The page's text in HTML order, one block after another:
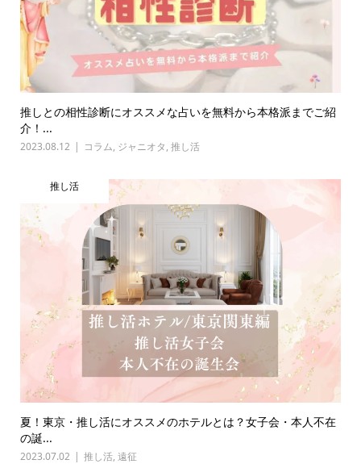
推しとの相性診断にオススメな占いを無料から本格派までご紹
介！...
2023.08.12 コラム, ジャニオタ, 推し活
推し活
夏！東京・推し活にオススメのホテルとは？女子会・本人不在
の誕...
2023.07.02 推し活, 遠征